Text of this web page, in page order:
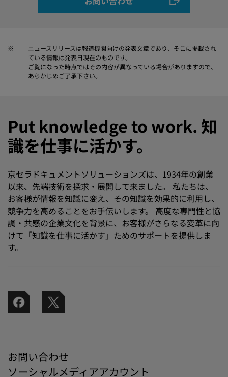
※
ニュースリリースは報道機関向けの発表文章であり、そこに掲載され
ている情報は発表日現在のものです。
ご覧になった時点ではその内容が異なっている場合がありますので、
あらかじめご了承下さい。
Put knowledge to work. 知
識を仕事に活かす。
京セラドキュメントソリューションズは、1934年の創業
以来、先端技術を探求・展開して来ました。 私たちは、
お客様が情報を知識に変え、その知識を効果的に利用し、
競争力を高めることをお手伝いします。 高度な専門性と協
調・共感の企業文化を背景に、お客様がさらなる変革に向
けて「知識を仕事に活かす」ためのサポートを提供しま
す。
お問い合わせ
ソーシャルメディアアカウント